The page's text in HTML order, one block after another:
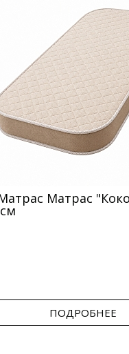
Матрас
ПОДРОБНЕЕ